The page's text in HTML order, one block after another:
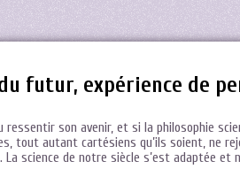
futur, expérience de
ressentir son avenir, et si la philosophie
tout autant cartésiens qu’ils soient, ne
science de notre siècle s’est adaptée et